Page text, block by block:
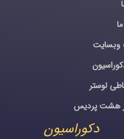
وبسایت
لوستر
هشت پردیس
دکوراسیون